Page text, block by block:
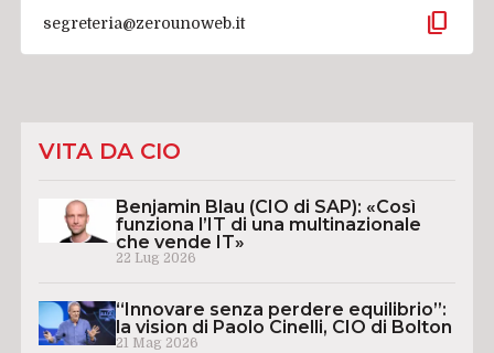
segreteria@zerounoweb.it content_copy
VITA DA CIO
Benjamin Blau (CIO di SAP): «Così
funziona l’IT di una multinazionale
che vende IT»
22 Lug 2026
“Innovare senza perdere equilibrio”:
la vision di Paolo Cinelli, CIO di Bolton
21 Mag 2026